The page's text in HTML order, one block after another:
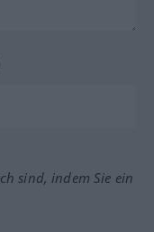
sind, indem Sie ein